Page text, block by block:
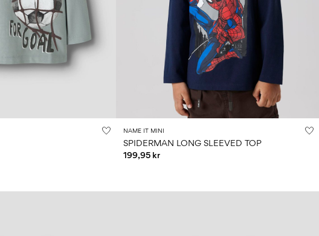
NAME IT MINI
SPIDERMAN LONG SLEEVED TOP
199,95 kr